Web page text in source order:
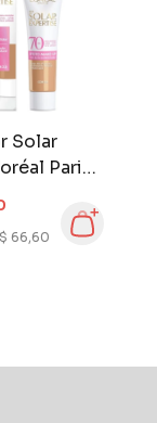
Solar
Paris
Up 30
66,60